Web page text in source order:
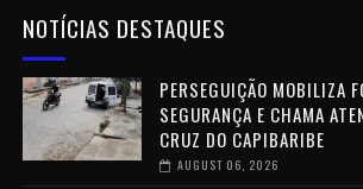
NOTÍCIAS DESTAQUES
PERSEGUIÇÃO MOBILIZA
SEGURANÇA E CHAMA
CRUZ DO CAPIBARIBE
AUGUST 06, 2026